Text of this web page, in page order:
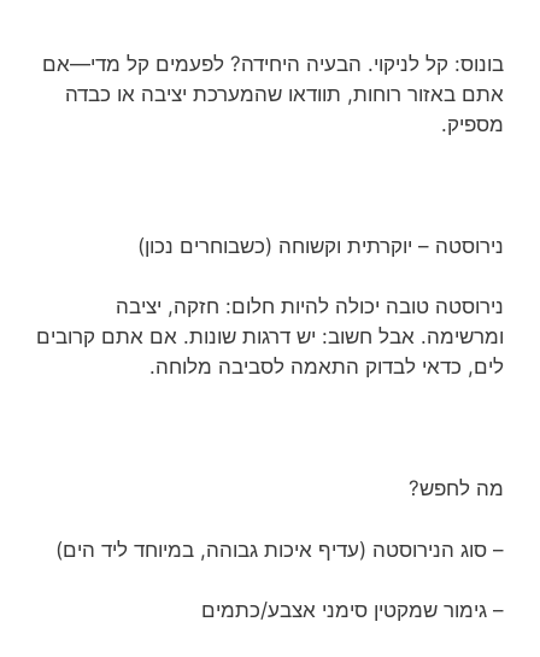
בונוס: קל לניקוי. הבעיה היחידה? לפעמים קל מדי—אם
אתם באזור רוחות, תוודאו שהמערכת יציבה או כבדה
מספיק.
נירוסטה – יוקרתית וקשוחה (כשבוחרים נכון)
נירוסטה טובה יכולה להיות חלום: חזקה, יציבה
ומרשימה. אבל חשוב: יש דרגות שונות. אם אתם קרובים
לים, כדאי לבדוק התאמה לסביבה מלוחה.
מה לחפש?
– סוג הנירוסטה (עדיף איכות גבוהה, במיוחד ליד הים)
– גימור שמקטין סימני אצבע/כתמים